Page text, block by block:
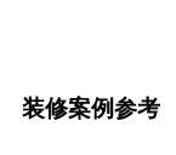
装修案例参考